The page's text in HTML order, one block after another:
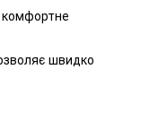
комфортне
швидко